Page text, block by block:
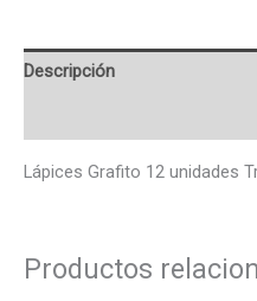
Descripción
Lápices Grafito 12 unidades
Productos